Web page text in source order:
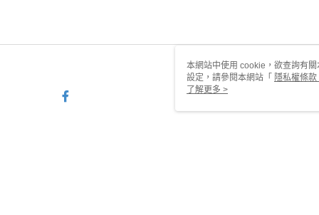
本網站中使用 cookie，欲查詢有
設定，請參閱本網站「 隱私權條款
使用 cookie。
了解更多 >